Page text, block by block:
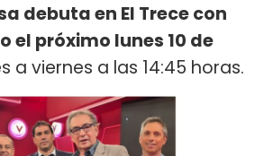
debuta en El Trece con
el próximo lunes 10 de
a viernes a las 14:45 horas.